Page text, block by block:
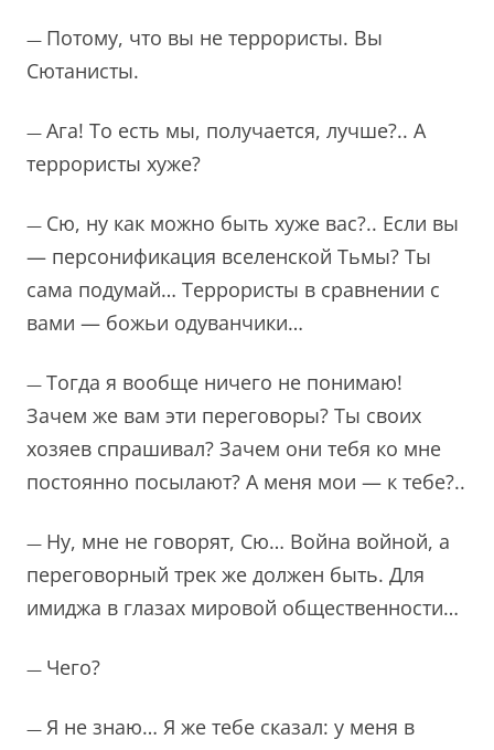
— Потому, что вы не террористы. Вы
Сютанисты.
— Ага! То есть мы, получается, лучше?.. А
террористы хуже?
— Сю, ну как можно быть хуже вас?.. Если вы
— персонификация вселенской Тьмы? Ты
сама подумай… Террористы в сравнении с
вами — божьи одуванчики…
— Тогда я вообще ничего не понимаю!
Зачем же вам эти переговоры? Ты своих
хозяев спрашивал? Зачем они тебя ко мне
постоянно посылают? А меня мои — к тебе?..
— Ну, мне не говорят, Сю… Война войной, а
переговорный трек же должен быть. Для
имиджа в глазах мировой общественности…
— Чего?
— Я не знаю… Я же тебе сказал: у меня в